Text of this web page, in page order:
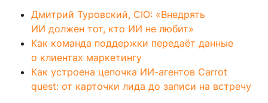
Дмитрий Туровский, CIO: «Внедрять
ИИ должен тот, кто ИИ не любит»
Как команда поддержки передаёт данные
о клиентах маркетингу
Как устроена цепочка ИИ-агентов Carrot
quest: от карточки лида до записи на встречу